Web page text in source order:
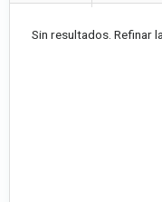
Sin resultados. Refinar